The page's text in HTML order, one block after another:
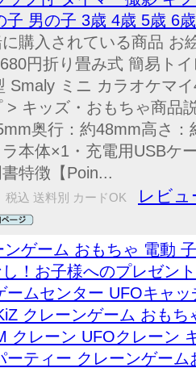
子 男の子 3歳 4歳 5歳 6
に購入されている商品 お
円折り畳み式 簡易ト
Smaly ミニ カラオケマ
> キッズ・おもちゃ商品
奥行：約48mm高さ
ラ本体×1・充電用USBケ
特徴【Poin...
税込 送料別 カードOK
レビュ
ンゲーム おもちゃ 電動
！お子様へのプレゼン
ームセンター UFOキャ
クレーンゲーム おも
クレーン UFOクレーン
ーティー クレーンゲー